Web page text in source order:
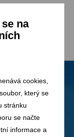
na
cookies,
který se
stránku
se načte
informace a